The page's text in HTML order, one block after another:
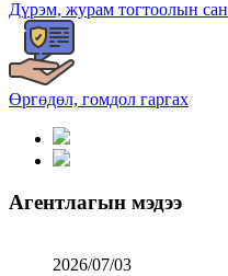
Дүрэм, журам тогтоолын сан
Өргөдөл, гомдол гаргах
Агентлагын мэдээ
2026/07/03